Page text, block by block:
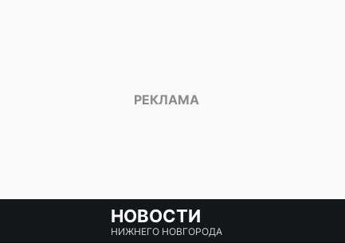
НОВОСТИ
НИЖНЕГО НОВГОРОДА